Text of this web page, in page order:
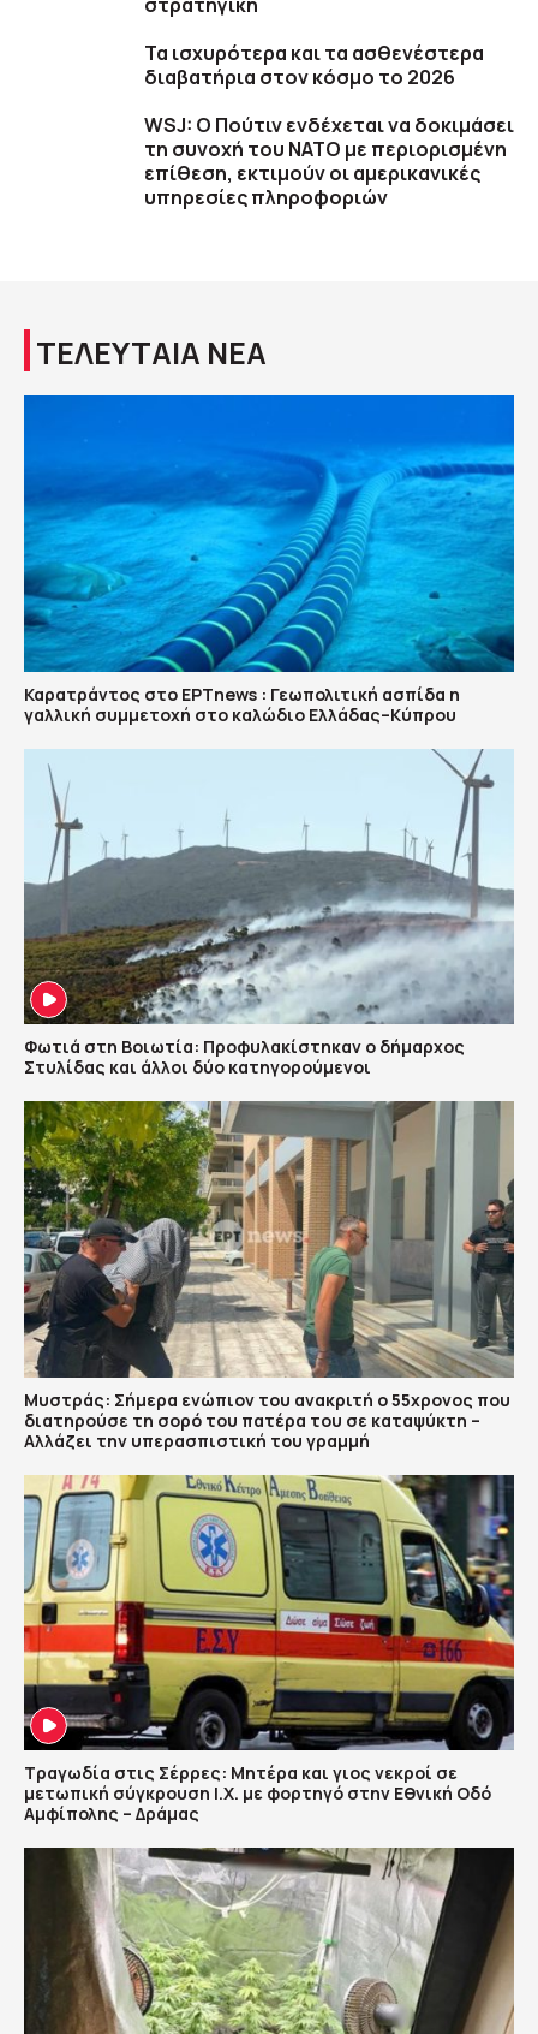
Τα ισχυρότερα και τα ασθενέστερα
διαβατήρια στον κόσμο το 2026
WSJ: Ο Πούτιν ενδέχεται να δοκιμάσει
τη συνοχή του ΝΑΤΟ με περιορισμένη
επίθεση, εκτιμούν οι αμερικανικές
υπηρεσίες πληροφοριών
ΤΕΛΕΥΤΑΙΑ ΝΕΑ
Καρατράντος στο ΕΡΤnews : Γεωπολιτική ασπίδα η
γαλλική συμμετοχή στο καλώδιο Ελλάδας–Κύπρου
Φωτιά στη Βοιωτία: Προφυλακίστηκαν ο δήμαρχος
Στυλίδας και άλλοι δύο κατηγορούμενοι
Μυστράς: Σήμερα ενώπιον του ανακριτή ο 55χρονος που
διατηρούσε τη σορό του πατέρα του σε καταψύκτη –
Αλλάζει την υπερασπιστική του γραμμή
Τραγωδία στις Σέρρες: Μητέρα και γιος νεκροί σε
μετωπική σύγκρουση Ι.Χ. με φορτηγό στην Εθνική Οδό
Αμφίπολης – Δράμας